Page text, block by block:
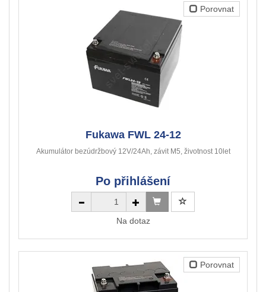
Porovnat
Fukawa FWL 24-12
Akumulátor bezúdržbový 12V/24Ah, závit M5, životnost 10let
Po přihlášení
Na dotaz
Porovnat